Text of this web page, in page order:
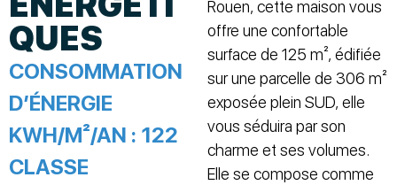
QUES
CONSOMMATION
D’ÉNERGIE
KWH/M²/AN : 122
CLASSE
Rouen, cette maison vous
offre une confortable
surface de 125 m², édifiée
sur une parcelle de 306 m²
exposée plein SUD, elle
vous séduira par son
charme et ses volumes.
Elle se compose comme